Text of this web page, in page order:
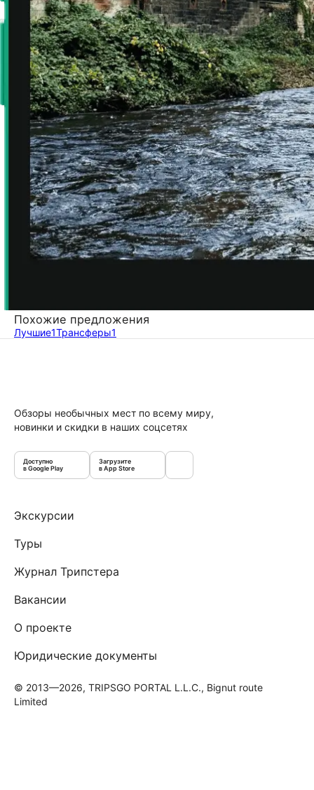
Похожие предложения
Лучшие1Трансферы1
Обзоры необычных мест по всему миру,
новинки и скидки в наших соцсетях
Доступно
в Google Play
Загрузите
в App Store
Экскурсии
Туры
Журнал Трипстера
Вакансии
О проекте
Юридические документы
© 2013—2026, TRIPSGO PORTAL L.L.C., Bignut route
Limited